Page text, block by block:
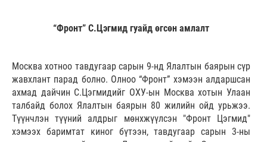
“Фронт” С.Цэгмид гуайд өгсөн амлалт
Москва хотноо тавдугаар сарын 9-нд Ялалтын баярын сүр
жавхлант парад болно. Олноо “Фронт” хэмээн алдаршсан
ахмад дайчин С.Цэгмидийг ОХУ-ын Москва хотын Улаан
талбайд болох Ялалтын баярын 80 жилийн ойд урьжээ.
Түүнчлэн түүний алдрыг мөнхжүүлсэн "Фронт Цэгмид"
хэмээх баримтат киног бүтээн, тавдугаар сарын 3-ны